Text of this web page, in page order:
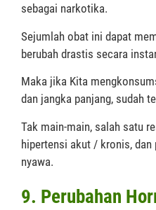
sebagai narkotika.
Sejumlah obat ini dapat
berubah drastis secara
Maka jika Kita
dan jangka panjang, sudah
Tak main-main, salah satu
hipertensi akut / kronis,
nyawa.
9. Perubahan